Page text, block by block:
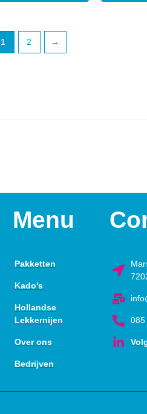
1 2 →
Menu
Pakketten
Kado's
Hollandse
Lekkernijen
Over ons
Bedrijven
085